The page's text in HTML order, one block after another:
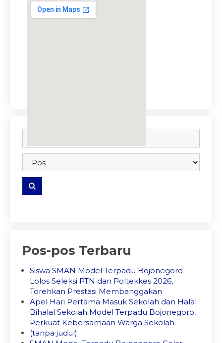
embedgooglemap.net
Pos-pos Terbaru
Siswa SMAN Model Terpadu Bojonegoro
Lolos Seleksi PTN dan Poltekkes 2026,
Torehkan Prestasi Membanggakan
Apel Hari Pertama Masuk Sekolah dan Halal
Bihalal Sekolah Model Terpadu Bojonegoro,
Perkuat Kebersamaan Warga Sekolah
(tanpa judul)